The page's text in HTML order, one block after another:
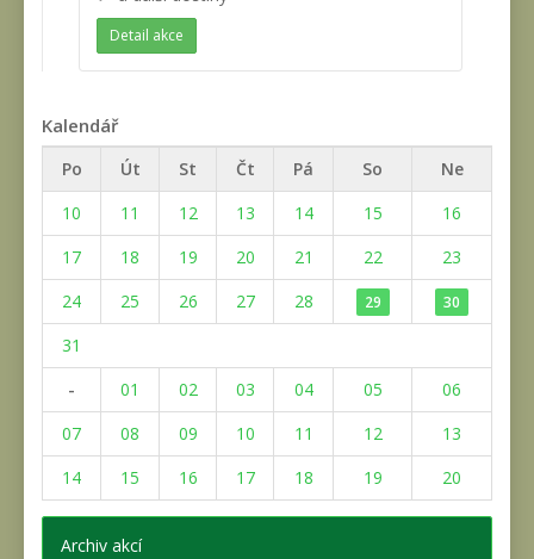
Detail akce
Kalendář
Po Út St Čt Pá So
Ne
10
11 12 13 14 15
16
17
18 19 20 21 22
23
24
25 26 27 28 29 30
31
-
01 02 03 04 05
06
07
08 09 10 11 12
13
14
15 16 17 18 19 20
Archiv akcí